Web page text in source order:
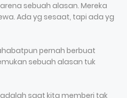
sebuah alasan. Mereka
Ada yg sesaat, tapi ada yg
pernah berbuat
sebuah alasan tuk
saat kita memberi tak